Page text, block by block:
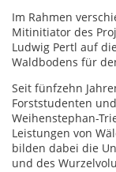
Im Rahmen
Mitinitiator des
Ludwig Pertl auf
Waldbodens für
Seit fünfzehn
Forststudenten
Weihenstephan-
Leistungen von
bilden dabei die
und des